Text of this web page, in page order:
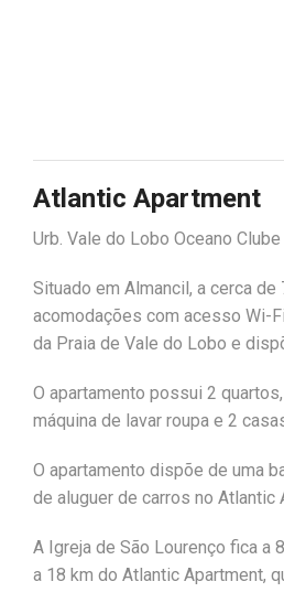
Atlantic Apartment
Urb. Vale do Lobo Oceano
Situado em Almancil, a cerca
acomodações com acesso Wi-
da Praia de Vale do Lobo e
O apartamento possui 2
máquina de lavar roupa e 2
O apartamento dispõe de uma
de aluguer de carros no Atlantic
A Igreja de São Lourenço fica a
a 18 km do Atlantic Apartment,